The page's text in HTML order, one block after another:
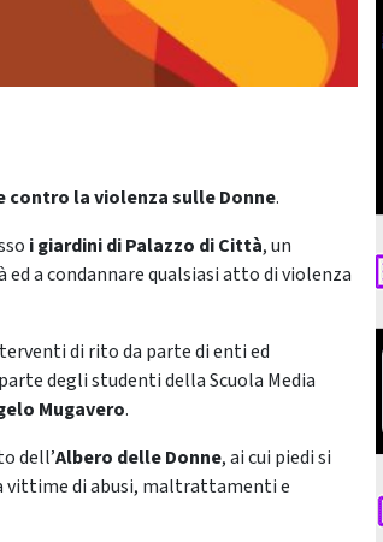
contro la violenza sulle Donne.
i giardini di Palazzo di Città, un
a condannare qualsiasi atto di violenza
di rito da parte di enti ed
degli studenti della Scuola Media
Mugavero.
dell’Albero delle Donne, ai cui piedi si
vittime di abusi, maltrattamenti e